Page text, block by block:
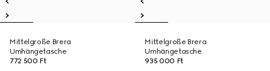
Mittelgroße Brera
Umhängetasche
772 500 Ft
Mittelgroße Brera
Umhängetasche
935 000 Ft